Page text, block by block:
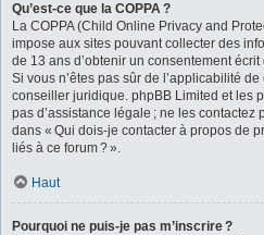
Qu’est-ce que la COPPA ?
La COPPA (Child Online Privacy and
impose aux sites pouvant collecter des
de 13 ans d’obtenir un consentement
Si vous n’êtes pas sûr de l’applicabilité
conseiller juridique. phpBB Limited et les
pas d’assistance légale ; ne les contactez
dans « Qui dois-je contacter à propos de
liés à ce forum ? ».
Haut
Pourquoi ne puis-je pas m’inscrire ?